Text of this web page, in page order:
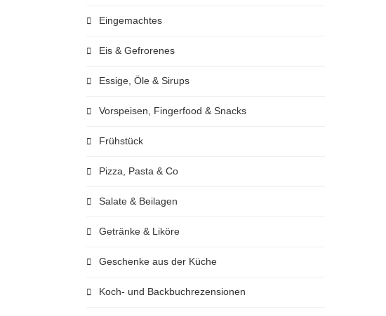
Eingemachtes
Eis & Gefrorenes
Essige, Öle & Sirups
Vorspeisen, Fingerfood & Snacks
Frühstück
Pizza, Pasta & Co
Salate & Beilagen
Getränke & Liköre
Geschenke aus der Küche
Koch- und Backbuchrezensionen